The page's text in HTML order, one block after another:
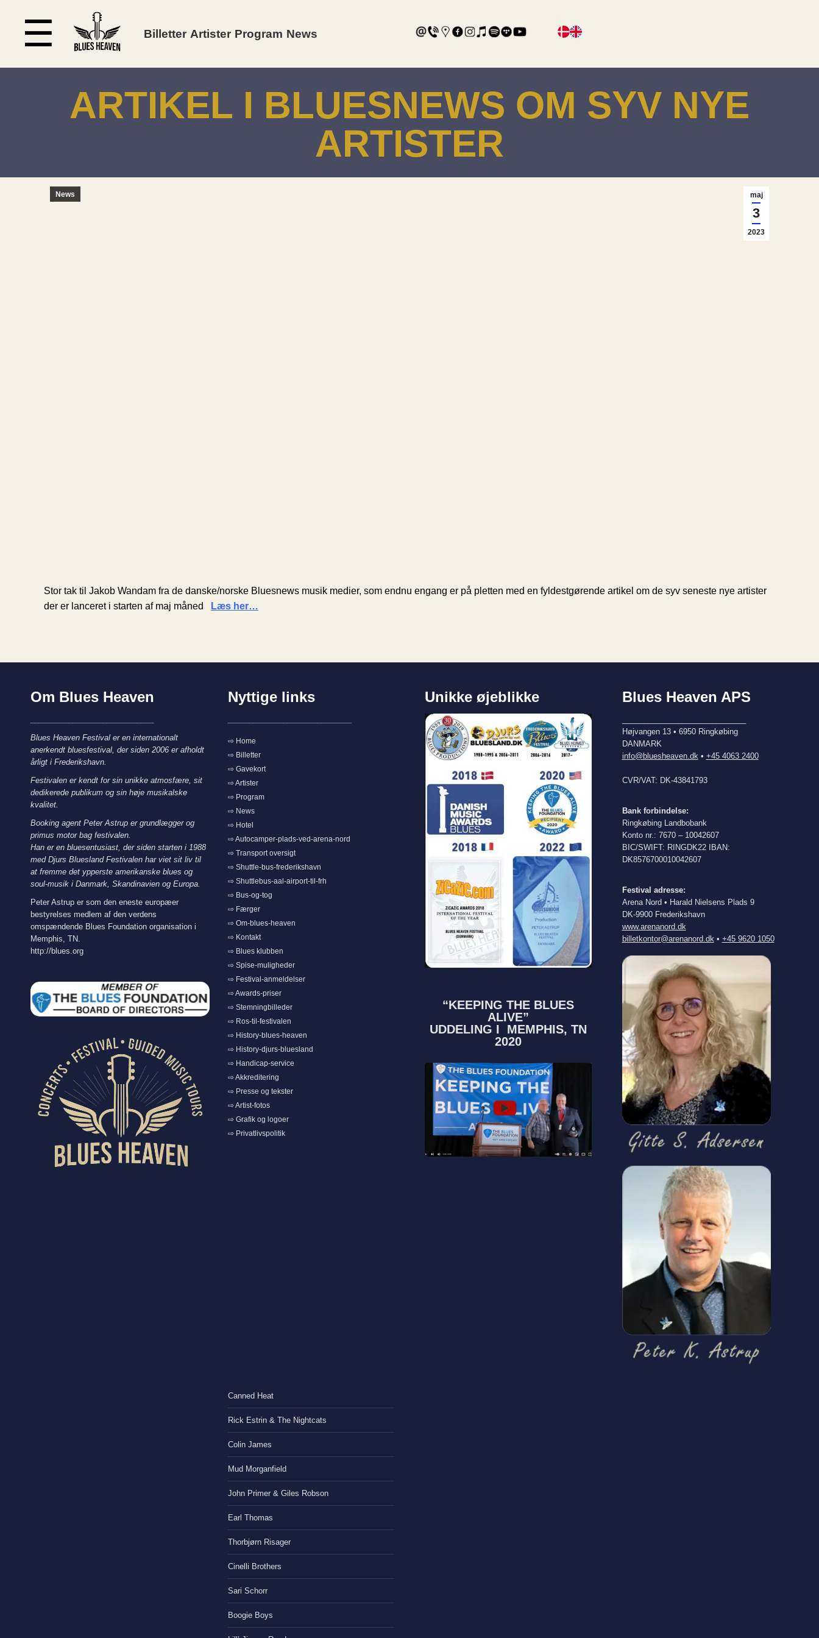
☰ Billetter Artister Program News
ARTIKEL I BLUESNEWS OM SYV NYE
ARTISTER
maj
3
2023
News
Stor tak til Jakob Wandam fra de danske/norske Bluesnews musik medier, som endnu engang er på pletten med en fyldestgørende artikel om de syv seneste nye artister
der er lanceret i starten af maj måned
Læs her…
Om Blues Heaven
Blues Heaven Festival er en internationalt
anerkendt bluesfestival, der siden 2006 er afholdt
årligt i Frederikshavn.
Festivalen er kendt for sin unikke atmosfære, sit
dedikerede publikum og sin høje musikalske
kvalitet.
Booking agent Peter Astrup er grundlægger og
primus motor bag festivalen.
Han er en bluesentusiast, der siden starten i 1988
med Djurs Bluesland Festivalen har viet sit liv til
at fremme det ypperste amerikanske blues og
soul-musik i Danmark, Skandinavien og Europa.
Peter Astrup er som den eneste europæer
bestyrelses medlem af den verdens
omspændende Blues Foundation organisation i
Memphis, TN.
http://blues.org
Nyttige links
⇨ Home
⇨ Billetter
⇨ Gavekort
⇨ Artister
⇨ Program
⇨ News
⇨ Hotel
⇨ Autocamper-plads-ved-arena-nord
⇨ Transport oversigt
⇨ Shuttle-bus-frederikshavn
⇨ Shuttlebus-aal-airport-til-frh
⇨ Bus-og-tog
⇨ Færger
⇨ Om-blues-heaven
⇨ Kontakt
⇨ Blues klubben
⇨ Spise-muligheder
⇨ Festival-anmeldelser
⇨ Awards-priser
⇨ Stemningbilleder
⇨ Ros-til-festivalen
⇨ History-blues-heaven
⇨ History-djurs-bluesland
⇨ Handicap-service
⇨ Akkreditering
⇨ Presse og tekster
⇨ Artist-fotos
⇨ Grafik og logoer
⇨ Privatlivspolitik
Unikke øjeblikke
“KEEPING THE BLUES
ALIVE”
UDDELING I MEMPHIS, TN
2020
Blues Heaven APS
Højvangen 13 • 6950 Ringkøbing
DANMARK
info@bluesheaven.dk• +45 4063 2400
CVR/VAT: DK-43841793
Bank forbindelse:
Ringkøbing Landbobank
Konto nr.: 7670 – 10042607
BIC/SWIFT: RINGDK22 IBAN:
DK8576700010042607
Festival adresse:
Arena Nord • Harald Nielsens Plads 9
DK-9900 Frederikshavn
www.arenanord.dk
billetkontor@arenanord.dk• +45 9620 1050
Canned Heat
Rick Estrin & The Nightcats
Colin James
Mud Morganfield
John Primer & Giles Robson
Earl Thomas
Thorbjørn Risager
Cinelli Brothers
Sari Schorr
Boogie Boys